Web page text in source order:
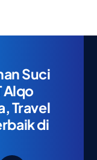
Suci
Alqo
Travel
di